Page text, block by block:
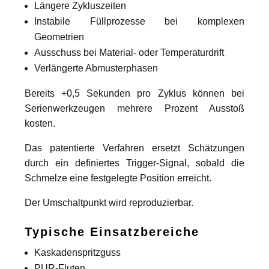
Längere Zykluszeiten
Instabile Füllprozesse bei komplexen
Geometrien
Ausschuss bei Material- oder Temperaturdrift
Verlängerte Abmusterphasen
Bereits +0,5 Sekunden pro Zyklus können bei
Serienwerkzeugen mehrere Prozent Ausstoß
kosten.
Das patentierte Verfahren ersetzt Schätzungen
durch ein definiertes Trigger-Signal, sobald die
Schmelze eine festgelegte Position erreicht.
Der Umschaltpunkt wird reproduzierbar.
Typische Einsatzbereiche
Kaskadenspritzguss